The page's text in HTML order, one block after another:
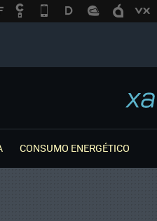
CONSUMO ENERGÉTICO